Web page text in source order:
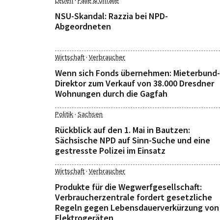
NSU-Skandal: Razzia bei NPD-
Abgeordneten
Wirtschaft· Verbraucher
Wenn sich Fonds übernehmen: Mieterbund-
Direktor zum Verkauf von 38.000 Dresdner
Wohnungen durch die Gagfah
Politik· Sachsen
Rückblick auf den 1. Mai in Bautzen:
Sächsische NPD auf Sinn-Suche und eine
gestresste Polizei im Einsatz
Wirtschaft· Verbraucher
Produkte für die Wegwerfgesellschaft:
Verbraucherzentrale fordert gesetzliche
Regeln gegen Lebensdauerverkürzung von